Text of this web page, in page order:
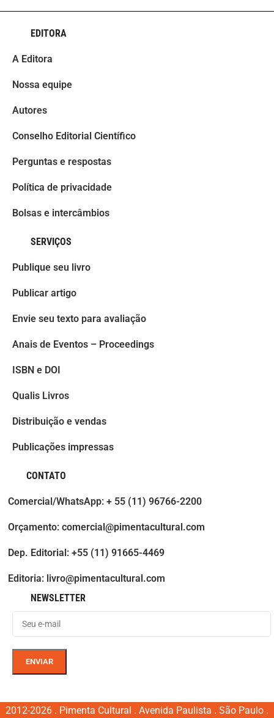
EDITORA
A Editora
Nossa equipe
Autores
Conselho Editorial Científico
Perguntas e respostas
Política de privacidade
Bolsas e intercâmbios
SERVIÇOS
Publique seu livro
Publicar artigo
Envie seu texto para avaliação
Anais de Eventos – Proceedings
ISBN e DOI
Qualis Livros
Distribuição e vendas
Publicações impressas
CONTATO
Comercial/WhatsApp: + 55 (11) 96766-2200
Orçamento: comercial@pimentacultural.com
Dep. Editorial: +55 (11) 91665-4469
Editoria: livro@pimentacultural.com
NEWSLETTER
2012-2026 . Pimenta Cultural . Avenida Paulista . São Paulo .